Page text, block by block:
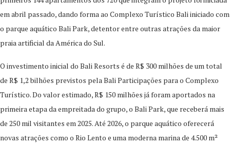
em abril passado, dando forma ao Complexo Turístico Bali iniciado com
o parque aquático Bali Park, detentor entre outras atrações da maior
praia artificial da América do Sul.
O investimento inicial do Bali Resorts é de R$ 300 milhões de um total
de R$ 1,2 bilhões previstos pela Bali Participações para o Complexo
Turístico. Do valor estimado, R$ 150 milhões já foram aportados na
primeira etapa da empreitada do grupo, o Bali Park, que receberá mais
de 250 mil visitantes em 2025. Até 2026, o parque aquático oferecerá
novas atrações como o Rio Lento e uma moderna marina de 4.500 m²